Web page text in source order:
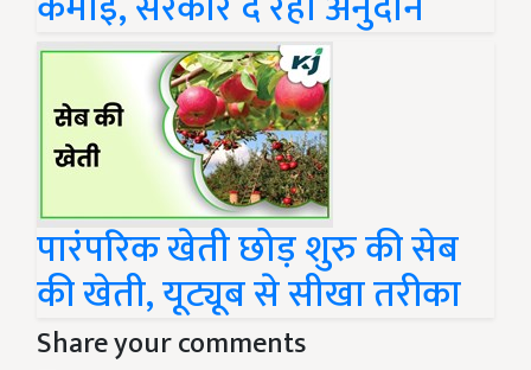
पारंपरिक खेती छोड़ शुरु की सेब
की खेती, यूट्यूब से सीखा तरीका
Share your comments